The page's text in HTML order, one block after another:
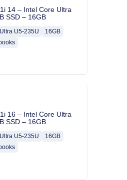
14 – Intel Core Ultra
SSD – 16GB
U5-235U
16GB
16 – Intel Core Ultra
SSD – 16GB
U5-235U
16GB